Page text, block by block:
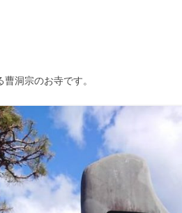
洞宗のお寺です。